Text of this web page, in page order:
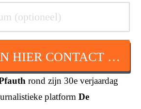
NEEM DAN HIER CONTACT OP
rond zijn 30e verjaardag
platform De